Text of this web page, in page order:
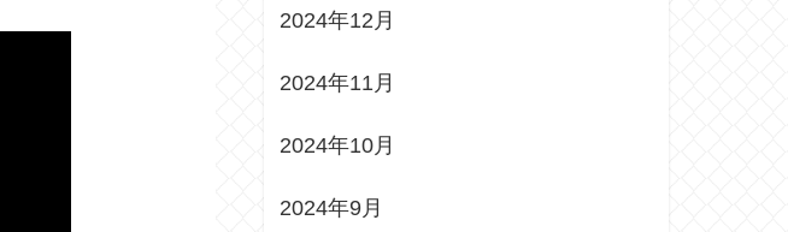
2024年12月
2024年11月
2024年10月
2024年9月